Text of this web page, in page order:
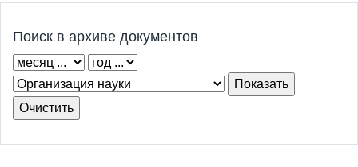
Поиск в архиве документов